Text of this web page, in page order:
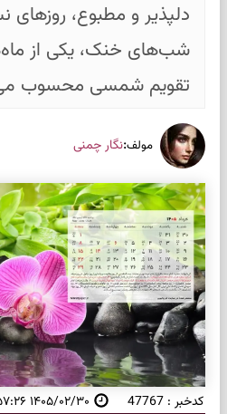
دلپذیر و مطبوع، روزهای
شب‌های خنک، یکی از
تقویم شمسی محسوب
مولف:نگار چمنی
کدخبر : 47767 ۱۴۰۵/۰۲/۳۰ ۱۰:۵۷:۲۶